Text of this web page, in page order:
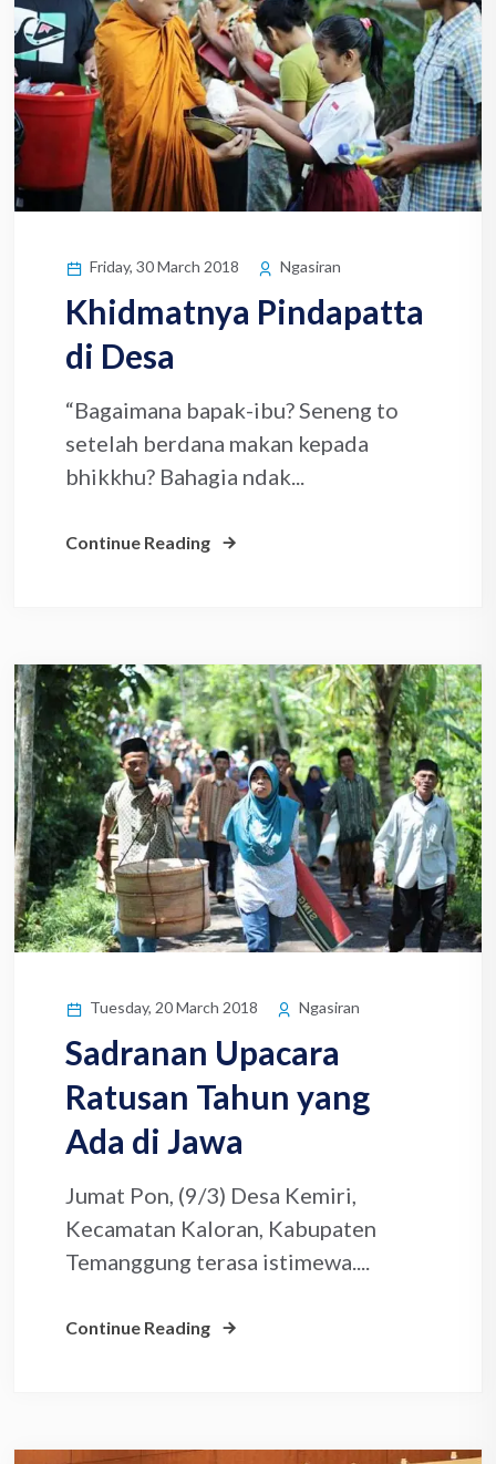
Friday, 30 March 2018 Ngasiran
Khidmatnya Pindapatta
di Desa
“Bagaimana bapak-ibu? Seneng to
setelah berdana makan kepada
bhikkhu? Bahagia ndak...
Continue Reading
Tuesday, 20 March 2018 Ngasiran
Sadranan Upacara
Ratusan Tahun yang
Ada di Jawa
Jumat Pon, (9/3) Desa Kemiri,
Kecamatan Kaloran, Kabupaten
Temanggung terasa istimewa....
Continue Reading